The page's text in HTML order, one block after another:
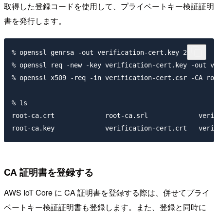
取得した登録コードを使用して、プライベートキー検証証明
書を発行します。
% openssl genrsa -out verification-cert.key 2048
% openssl req -new -key verification-cert.key -out
% openssl x509 -req -in verification-cert.csr -CA
% ls
root-ca.crt		root-ca.srl		verification-cert.csr
CA 証明書を登録する
AWS IoT Core に CA 証明書を登録する際は、併せてプライ
ベートキー検証証明書も登録します。また、登録と同時に